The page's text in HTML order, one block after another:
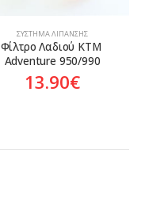
ΣΎΣΤΗΜΑ ΛΊΠΑΝΣΗΣ
Φίλτρο Λαδιού KTM
Adventure 950/990
13.90€